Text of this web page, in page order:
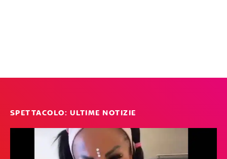
SPETTACOLO: ULTIME NOTIZIE